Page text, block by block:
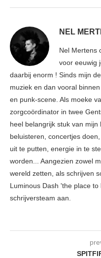
NEL
Nel Mertens
voor eeuwig
daarbij enorm ! Sinds mijn
muziek en dan vooral
en punk-scene. Als moeke
zorgcoördinator in twee
heel belangrijk stuk van
beluisteren, concertjes
uit te putten, energie in te
worden... Aangezien zowel
wereld zetten, als schrijven
Luminous Dash 'the place
schrijversteam aan.